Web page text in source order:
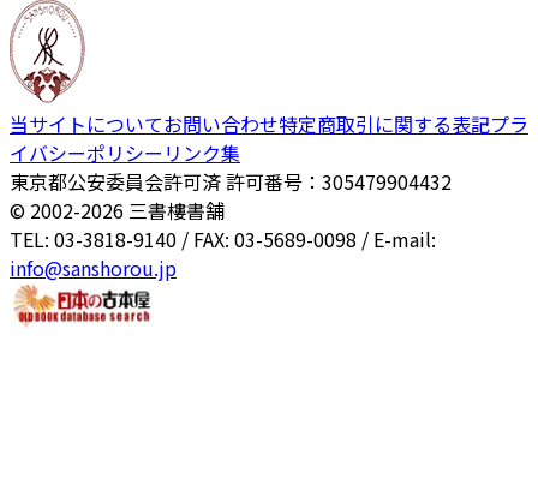
当サイトについてお問い合わせ特定商取引に関する表記プラ
イバシーポリシー リンク集
東京都公安委員会許可済 許可番号：305479904432
© 2002-2026 三書樓書舗
TEL: 03-3818-9140 / FAX: 03-5689-0098 / E-mail:
info@sanshorou.jp